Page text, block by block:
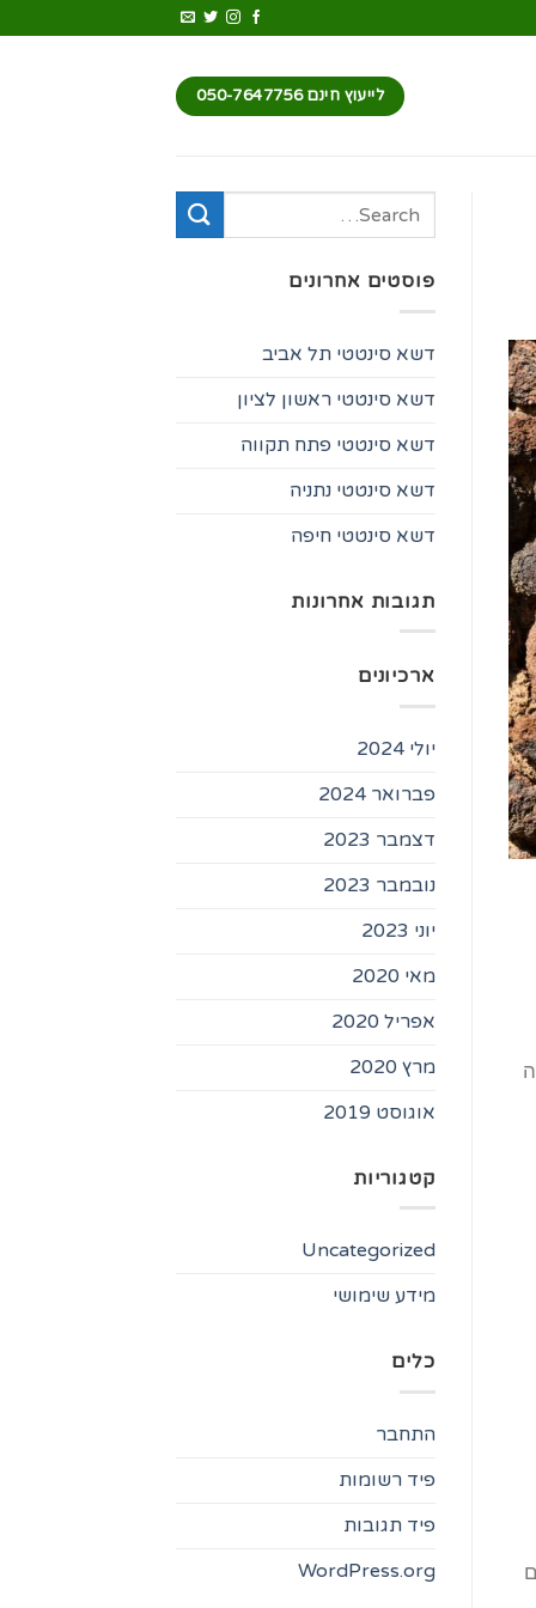
לייעוץ חינם 050-7647756
פוסטים אחרונים
דשא סינטטי תל אביב
דשא סינטטי ראשון לציון
דשא סינטטי פתח תקווה
דשא סינטטי נתניה
דשא סינטטי חיפה
תגובות אחרונות
ארכיונים
יולי 2024
פברואר 2024
דצמבר 2023
נובמבר 2023
יוני 2023
מאי 2020
אפריל 2020
מרץ 2020
אוגוסט 2019
קטגוריות
Uncategorized
מידע שימושי
כלים
התחבר
פיד רשומות
פיד תגובות
WordPress.org